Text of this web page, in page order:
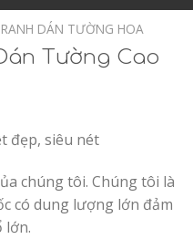
Add to
Wishlist
DÁN TƯỜNG HOA
Tường Cao
đẹp, siêu nét
chúng tôi. Chúng tôi là
có dung lượng lớn đảm
lớn.